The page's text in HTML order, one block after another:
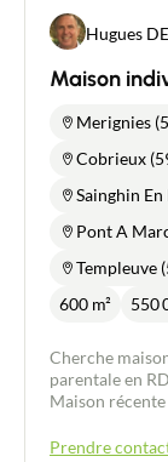
Hugues
Maison
Merignies
Cobrieux
Sainghin
Pont A
Templeuve
600 m²
550
Cherche
parentale en
Maison
Prendre